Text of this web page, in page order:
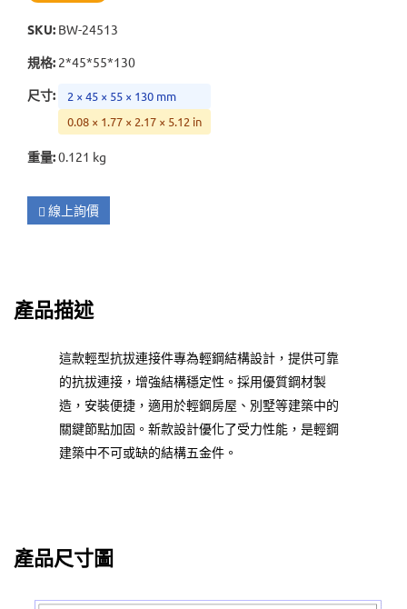
SKU: BW-24513
規格: 2*45*55*130
尺寸:
2 × 45 × 55 × 130 mm
0.08 × 1.77 × 2.17 × 5.12 in
重量:0.121 kg
線上詢價
產品描述
這款輕型抗拔連接件專為輕鋼結構設計，提供可靠
的抗拔連接，增強結構穩定性。採用優質鋼材製
造，安裝便捷，適用於輕鋼房屋、別墅等建築中的
關鍵節點加固。新款設計優化了受力性能，是輕鋼
建築中不可或缺的結構五金件。
產品尺寸圖